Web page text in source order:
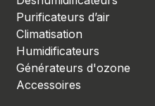
Purificateurs d’air
Climatisation
Humidificateurs
Générateurs d'ozone
Accessoires